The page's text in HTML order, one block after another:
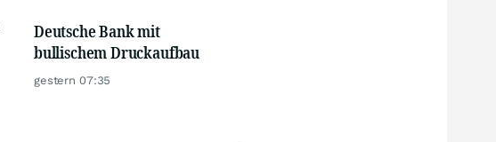
Deutsche Bank mit
bullischem Druckaufbau
gestern 07:35